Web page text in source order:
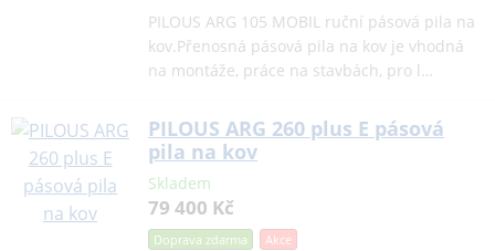
PILOUS ARG 105 MOBIL ruční pásová pila na
kov.Přenosná pásová pila na kov je vhodná
na montáže, práce na stavbách, pro l…
PILOUS ARG 260 plus E pásová
pila na kov
Skladem
79 400 Kč
Doprava zdarma Akce